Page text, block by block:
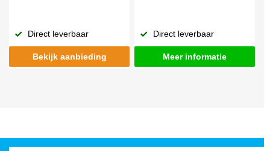
Direct leverbaar
Bekijk aanbieding
Direct leverbaar
Meer informatie